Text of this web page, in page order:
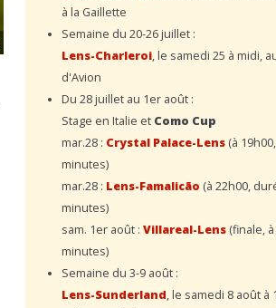
à la Gaillette
Semaine du 20-26 juillet :
Lens-Charleroi, le samedi 25 à midi,
d'Avion
Du 28 juillet au 1er août :
Stage en Italie et Como Cup
mar.28 : Crystal Palace-Lens (à
minutes)
mar.28 : Lens-Famalicão (à 22h00,
minutes)
sam. 1er août : Villareal-Lens (finale,
minutes)
Semaine du 3-9 août :
Lens-Sunderland, le samedi 8 août à